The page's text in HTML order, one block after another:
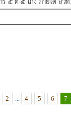
2 ... 4 5 6 7